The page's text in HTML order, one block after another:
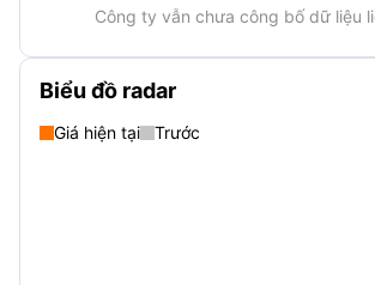
Công ty vẫn chưa công bố dữ liệu
Biểu đồ radar
Giá hiện tại Trước